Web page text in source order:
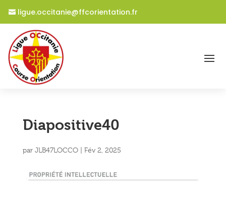
ligue.occitanie@ffcorientation.fr
Diapositive40
par JLB47LOCCO| Fév 2, 2025